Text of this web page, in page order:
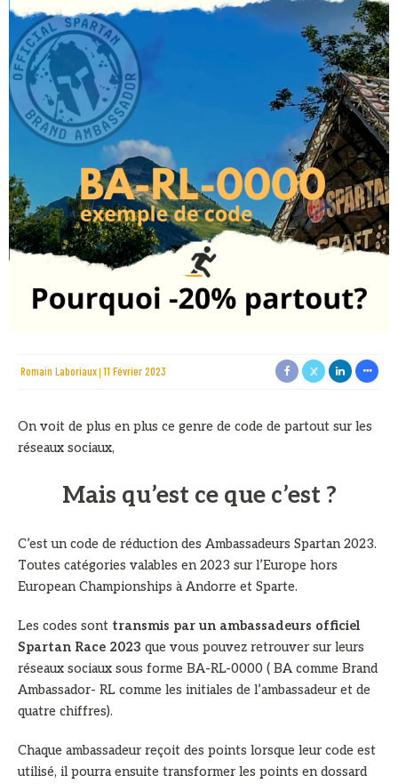
Romain Laboriaux 11 Février 2023
On voit de plus en plus ce genre de code de partout sur les
réseaux sociaux,
Mais qu’est ce que c’est ?
C’est un code de réduction des Ambassadeurs Spartan 2023.
Toutes catégories valables en 2023 sur l’Europe hors
European Championships à Andorre et Sparte.
Les codes sont transmis par un ambassadeurs officiel
Spartan Race 2023 que vous pouvez retrouver sur leurs
réseaux sociaux sous forme BA-RL-0000 ( BA comme Brand
Ambassador- RL comme les initiales de l’ambassadeur et de
quatre chiffres).
Chaque ambassadeur reçoit des points lorsque leur code est
utilisé, il pourra ensuite transformer les points en dossard